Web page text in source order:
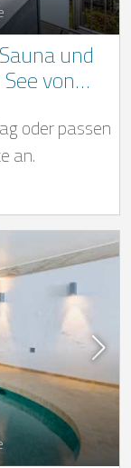
und
von
oder passen
an.